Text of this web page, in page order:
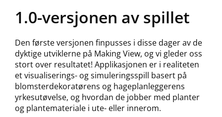
1.0-versjonen av spillet
Den første versjonen finpusses i disse dager av de
dyktige utviklerne på Making View, og vi gleder oss
stort over resultatet! Applikasjonen er i realiteten
et visualiserings- og simuleringsspill basert på
blomsterdekoratørens og hageplanleggerens
yrkesutøvelse, og hvordan de jobber med planter
og plantemateriale i ute- eller innerom.